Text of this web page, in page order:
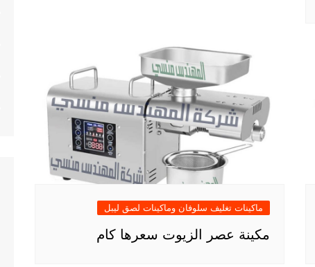
ماكينات تغليف سلوفان وماكينات لصق ليبل
مكينة عصر الزيوت سعرها كام